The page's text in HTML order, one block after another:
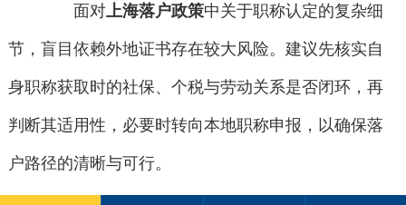
面对上海落户政策中关于职称认定的复杂细
节，盲目依赖外地证书存在较大风险。建议先核实自
身职称获取时的社保、个税与劳动关系是否闭环，再
判断其适用性，必要时转向本地职称申报，以确保落
户路径的清晰与可行。